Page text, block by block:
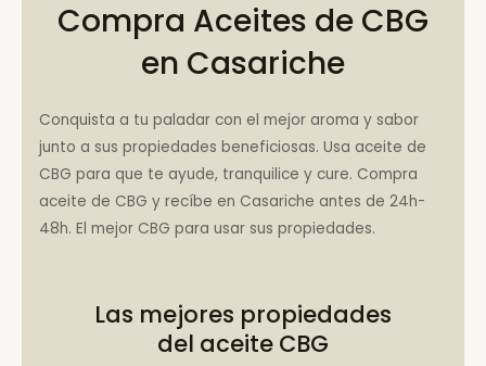
Compra Aceites de CBG
en Casariche
Conquista a tu paladar con el mejor aroma y sabor
junto a sus propiedades beneficiosas. Usa aceite de
CBG para que te ayude, tranquilice y cure. Compra
aceite de CBG y recíbe en Casariche antes de 24h-
48h. El mejor CBG para usar sus propiedades.
Las mejores propiedades
del aceite CBG